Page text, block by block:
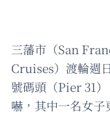
三藩市（San
Cruises）渡輪週
號碼頭（Pier 31
嚇，其中一名女子